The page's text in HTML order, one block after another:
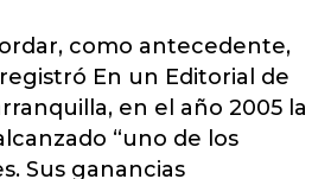
como antecedente,
En un Editorial de
en el año 2005 la
“uno de los
Sus ganancias